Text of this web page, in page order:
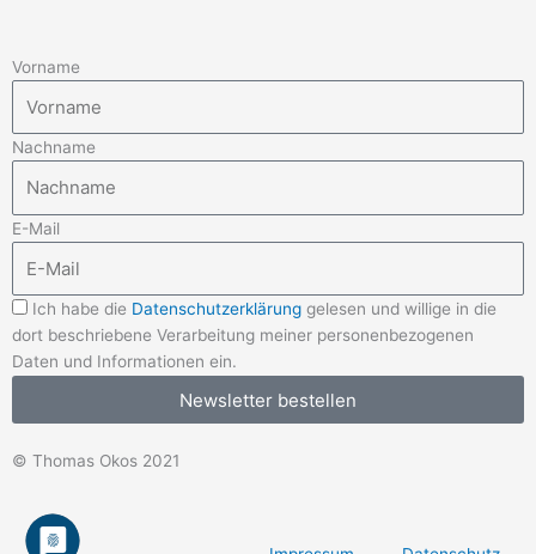
Vorname
Nachname
E-Mail
Ich habe die Datenschutzerklärung gelesen und willige in die
dort beschriebene Verarbeitung meiner personenbezogenen
Daten und Informationen ein.
Newsletter bestellen
© Thomas Okos 2021